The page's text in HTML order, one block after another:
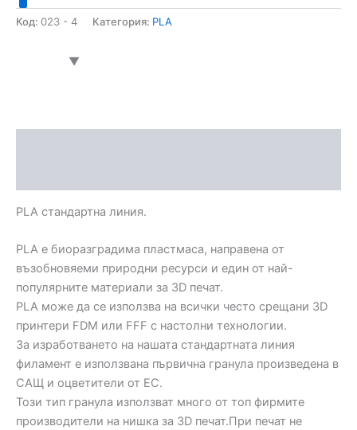
Код: 023 - 4 Категория: PLA
PLA стандартна линия.
PLA е биоразградима пластмаса, направена от
възобновяеми природни ресурси и един от най-
популярните материали за 3D печат.
PLA може да се използва на всички често срещани 3D
принтери FDM или FFF с настолни технологии.
За изработването на нашата стандартната линия
филамент е използвана първична гранула произведена в
САЩ и оцветители от ЕС.
Този тип гранула използват много от топ фирмите
производители на нишка за 3D печат.При печат не